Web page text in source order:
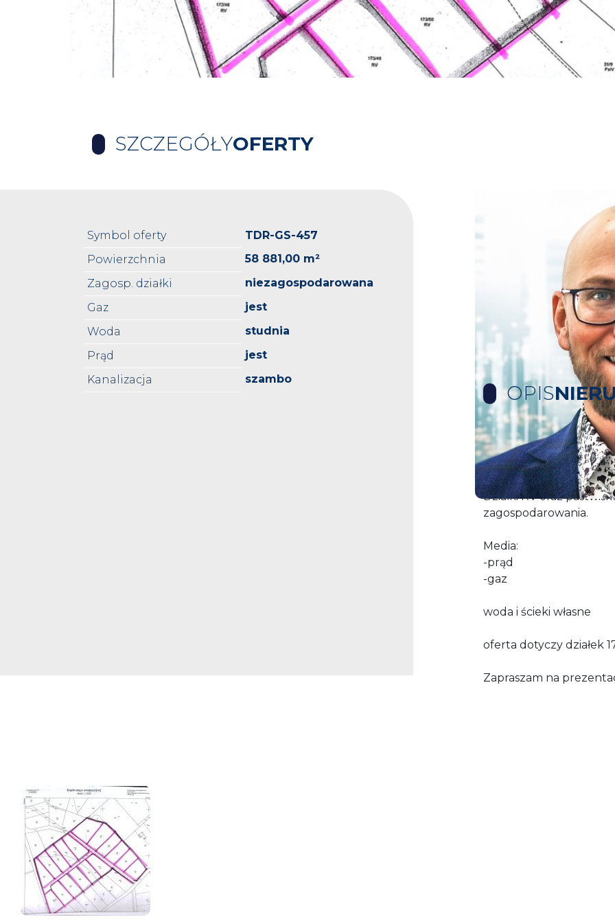
SZCZEGÓŁYOFERTY
Symbol oferty
TDR-GS-457
Powierzchnia
58 881,00 m²
Zagosp. działki
niezagospodarowana
Gaz
jest
Woda
studnia
Prąd
jest
Kanalizacja
szambo
OPIS
Oferta sprzedaży
Świdwie.
Działki RV oraz
zagospodarowania.
Media:
-prąd
-gaz
woda i ścieki własne
oferta dotyczy działek
Zapraszam na